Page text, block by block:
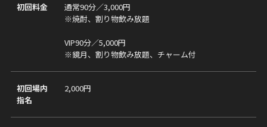
初回料金
通常90分／3,000円
※焼酎、割り物飲み放題
VIP90分／5,000円
※鏡月、割り物飲み放題、チャーム付
初回場内
指名
2,000円